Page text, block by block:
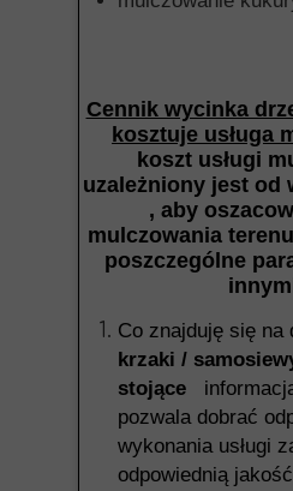
Cennik wycinka
kosztuje usługa
koszt usługi
uzależniony jest od
, aby
mulczowania
poszczególne
Co znajduję się na
krzaki /
stojące
pozwala dobrać
wykonania usługi
odpowiednią